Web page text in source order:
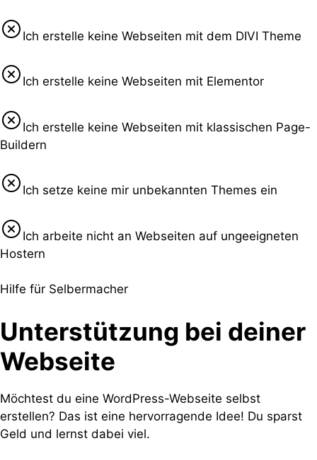
Ich erstelle keine Webseiten mit dem DIVI Theme
Ich erstelle keine Webseiten mit Elementor
Ich erstelle keine Webseiten mit klassischen Page-
Buildern
Ich setze keine mir unbekannten Themes ein
Ich arbeite nicht an Webseiten auf ungeeigneten
Hostern
Hilfe für Selbermacher
Unterstützung bei deiner
Webseite
Möchtest du eine WordPress-Webseite selbst
erstellen? Das ist eine hervorragende Idee! Du sparst
Geld und lernst dabei viel.